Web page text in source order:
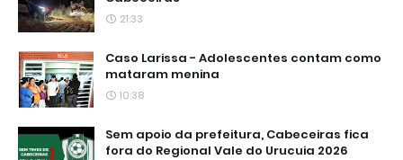
21:33
Caso Larissa - Adolescentes contam como
mataram menina
10:38
Sem apoio da prefeitura, Cabeceiras fica
fora do Regional Vale do Urucuia 2026